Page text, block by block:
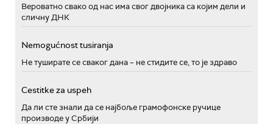
Вероватно свако од нас има свог двојника са којим дели и
сличну ДНК
Nemogućnost tusiranja
Не туширате се сваког дана – не стидите се, то је здраво
Cestitke za uspeh
Да ли сте знали да се најбоље грамофонске ручице
производе у Србији